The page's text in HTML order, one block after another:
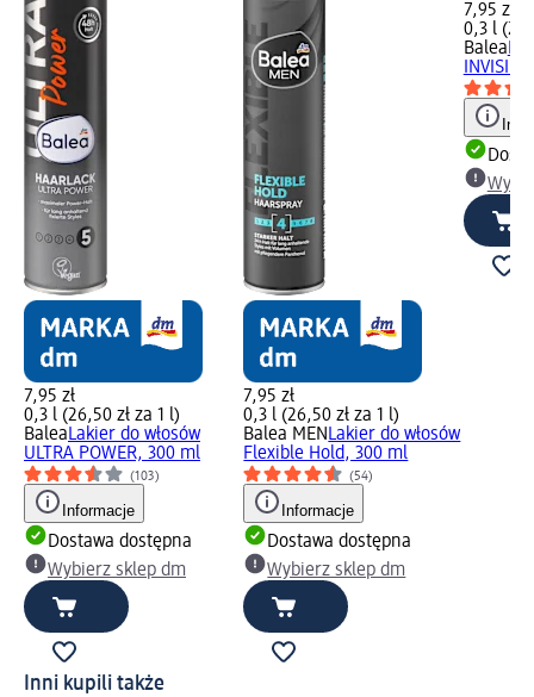
7,95 zł
0,3 l (26,50 zł za 1 l)
BaleaLakier do włosów
ULTRA POWER, 300 ml
(103)
Informacje
Dostawa dostępna
Wybierz sklep dm
7,95 zł
0,3 l (26,50 zł za 1 l)
Balea MENLakier do włosów
Flexible Hold, 300 ml
(54)
Informacje
Dostawa dostępna
Wybierz sklep dm
7,95 zł
0,3 l
Balea
Inni kupili także